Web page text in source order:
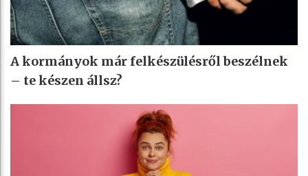
A kormányok már felkészülésről beszélnek
– te készen állsz?